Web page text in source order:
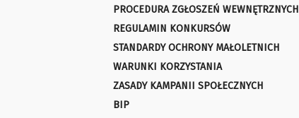
PROCEDURA ZGŁOSZEŃ WEWNĘTRZNYCH
REGULAMIN KONKURSÓW
STANDARDY OCHRONY MAŁOLETNICH
WARUNKI KORZYSTANIA
ZASADY KAMPANII SPOŁECZNYCH
BIP